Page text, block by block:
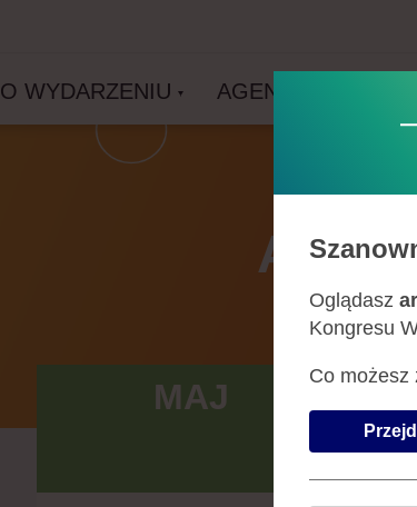
O WYDARZENIU AGENDA
MAJ
Oglądasz
Kongresu
Co możesz